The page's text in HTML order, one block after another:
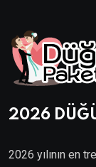
2026
2026 yılının en